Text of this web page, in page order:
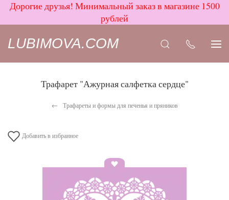
Дорогие друзья! Минимальный заказ в магазине 1500
рублей
LUBIMOVA.COM
Трафарет "Ажурная салфетка сердце"
Трафареты и формы для печенья и пряников
Добавить в избранное